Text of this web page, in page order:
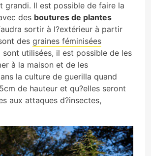
grandi. Il est possible de faire la
des boutures de plantes
sortir à l?extérieur à partir
des graines féminisées
sont utilisées, il est possible de les
à la maison et de les
la culture de guerilla quand
de hauteur et qu?elles seront
aux attaques d?insectes,